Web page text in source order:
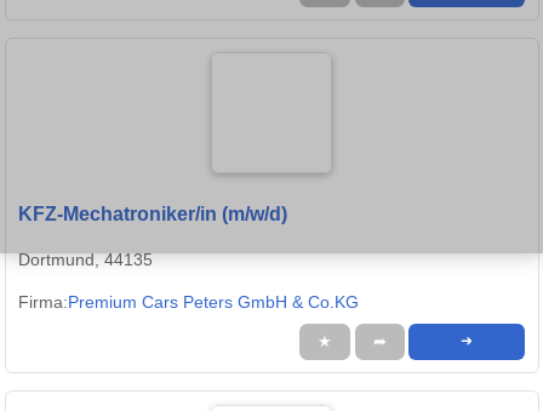
KFZ-Mechatroniker/in (m/w/d)
Dortmund, 44135
Firma:Premium Cars Peters GmbH & Co.KG
★ ➦ ➜